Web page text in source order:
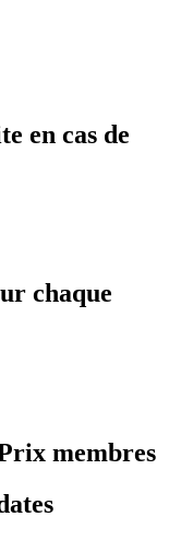
en cas de
chaque
membres